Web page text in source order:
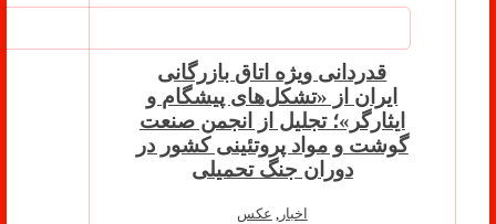
قدردانی ویژه اتاق بازرگانی
ایران از «تشکل‌های پیشگام و
ایثارگر»؛ تجلیل از انجمن صنعت
گوشت و مواد پروتئینی کشور در
دوران جنگ تحمیلی
اخبار عکس